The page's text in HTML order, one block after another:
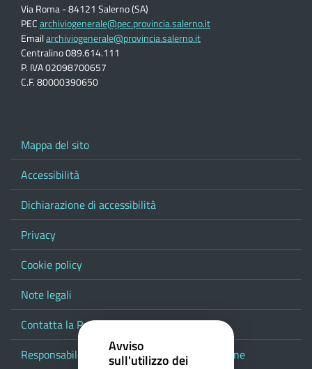
Via Roma - 84121 Salerno (SA)
PECarchiviogenerale@pec.provincia.salerno.it
Emailarchiviogenerale@provincia.salerno.it
Centralino 089.614.111
P. IVA 02098700657
C.F. 80000390650
Mappa del sito
Accessibilità
Dichiarazione di accessibilità
Privacy
Cookie policy
Note legali
Contatta la Provincia
Responsabile del procedimento di pubblicazione
Avviso
sull'utilizzo dei